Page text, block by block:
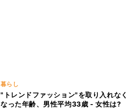
暮らし
"トレンドファッション"を取り入れなく
なった年齢、男性平均33歳 - 女性は?